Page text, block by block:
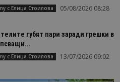
с Елица Стоилова 05/08/2026 08:28
губят пари заради грешки в
с Елица Стоилова 13/07/2026 09:02